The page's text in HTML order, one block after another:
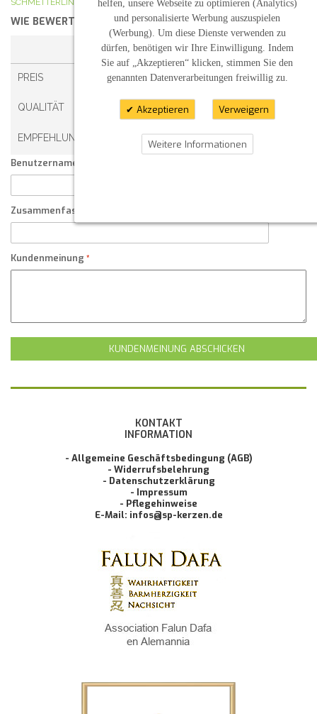
SCHMETTERLINGE KLEIN
WIE BEWERTEN SIE DIESEN ARTIKEL?*
1 STERN 2 STERNE 3 STERNE 4 STERNE
PREIS
QUALITÄT
EMPFEHLUNG
Benutzername:
Zusammenfassung Ihrer Kundenmeinung
Kundenmeinung
KUNDENMEINUNG ABSCHICKEN
KONTAKT
INFORMATION
- Allgemeine Geschäftsbedingung (AGB)
- Widerrufsbelehrung
- Datenschutzerklärung
- Impressum
- Pflegehinweise
E-Mail: infos@sp-kerzen.de
helfen, unsere Webseite zu optimieren (Analytics)
und personalisierte Werbung auszuspielen
(Werbung). Um diese Dienste verwenden zu
dürfen, benötigen wir Ihre Einwilligung. Indem
Sie auf „Akzeptieren“ klicken, stimmen Sie den
genannten Datenverarbeitungen freiwillig zu.
Akzeptieren Verweigern
Weitere Informationen